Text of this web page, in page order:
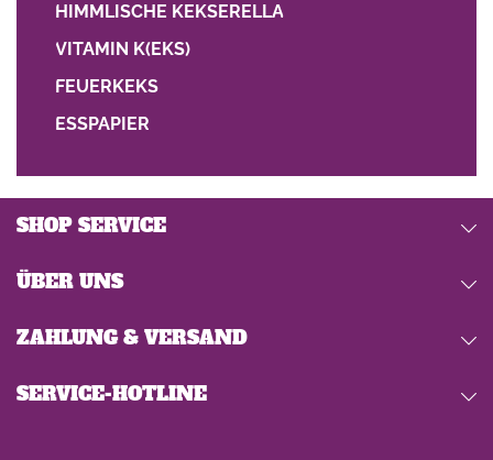
HIMMLISCHE KEKSERELLA
VITAMIN K(EKS)
FEUERKEKS
ESSPAPIER
SERVICE-HOTLINE
SHOP SERVICE
ÜBER UNS
ZAHLUNG & VERSAND